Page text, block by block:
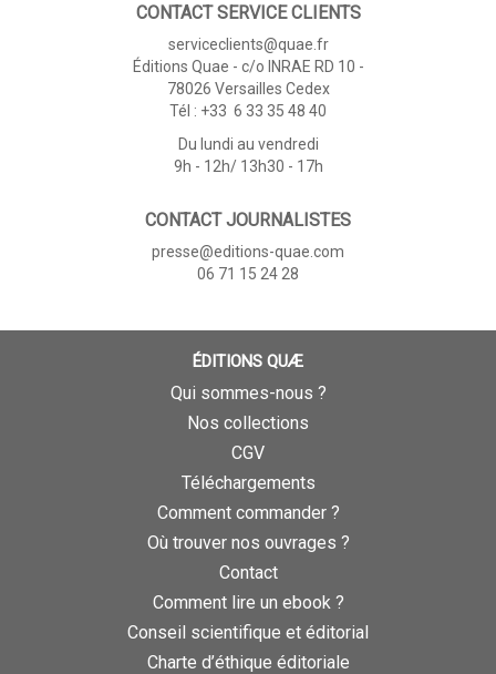
CONTACT SERVICE CLIENTS
serviceclients@quae.fr
Éditions Quae - c/o INRAE RD 10 -
78026 Versailles Cedex
Tél : +33 6 33 35 48 40
Du lundi au vendredi
9h - 12h/ 13h30 - 17h
CONTACT JOURNALISTES
presse@editions-quae.com
06 71 15 24 28
ÉDITIONS QUÆ
Qui sommes-nous ?
Nos collections
CGV
Téléchargements
Comment commander ?
Où trouver nos ouvrages ?
Contact
Comment lire un ebook ?
Conseil scientifique et éditorial
Charte d’éthique éditoriale